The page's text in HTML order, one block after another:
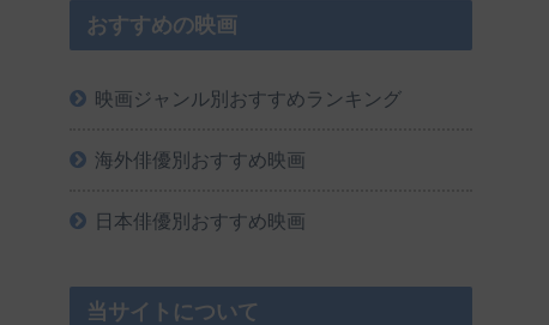
おすすめの映画
映画ジャンル別おすすめランキング
海外俳優別おすすめ映画
日本俳優別おすすめ映画
当サイトについて